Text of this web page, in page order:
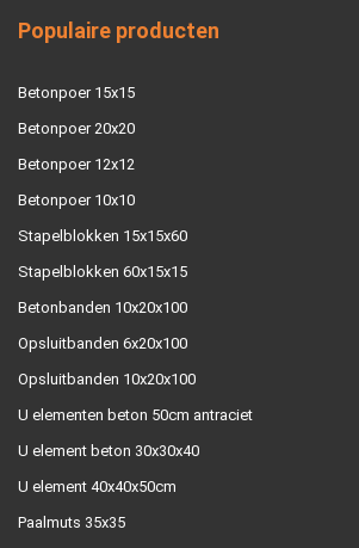
Populaire producten
Betonpoer 15x15
Betonpoer 20x20
Betonpoer 12x12
Betonpoer 10x10
Stapelblokken 15x15x60
Stapelblokken 60x15x15
Betonbanden 10x20x100
Opsluitbanden 6x20x100
Opsluitbanden 10x20x100
U elementen beton 50cm antraciet
U element beton 30x30x40
U element 40x40x50cm
Paalmuts 35x35